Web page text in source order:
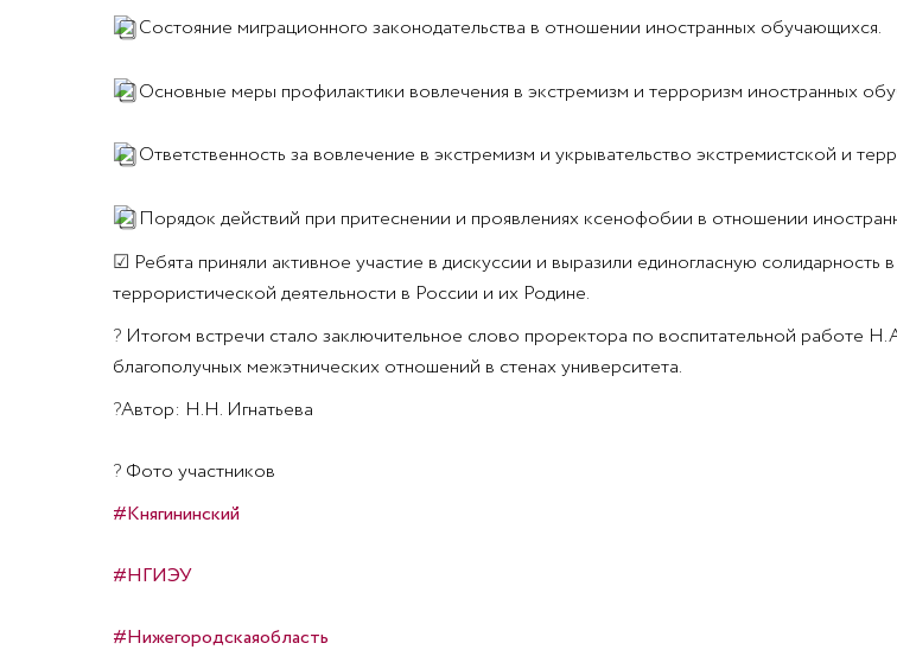
Состояние миграционного законодательства в отношении иностранных обучающихся.
Основные меры профилактики вовлечения в экстремизм и терроризм иностранных
Ответственность за вовлечение в экстремизм и укрывательство экстремистской и
Порядок действий при притеснении и проявлениях ксенофобии в отношении
☑ Ребята приняли активное участие в дискуссии и выразили единогласную
террористической деятельности в России и их Родине.
?Итогом встречи стало заключительное слово проректора по воспитательной работе
благополучных межэтнических отношений в стенах университета.
?Автор: Н.Н. Игнатьева
?Фото участников
#Княгининский
#НГИЭУ
#Нижегородскаяобласть